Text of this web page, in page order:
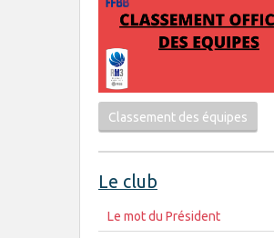
Classement des équipes
Le club
Le mot du Président